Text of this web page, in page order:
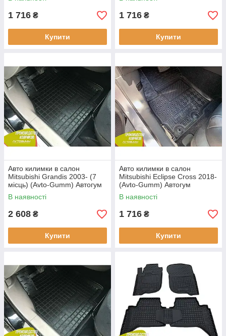
1 716 ₴
Купити
1 716 ₴
Купити
Авто килимки в салон
Mitsubishi Grandis 2003- (7
місць) (Avto-Gumm) Автогум
В наявності
2 608 ₴
Купити
Авто килимки в салон
Mitsubishi Eclipse Cross 2018-
(Avto-Gumm) Автогум
В наявності
1 716 ₴
Купити